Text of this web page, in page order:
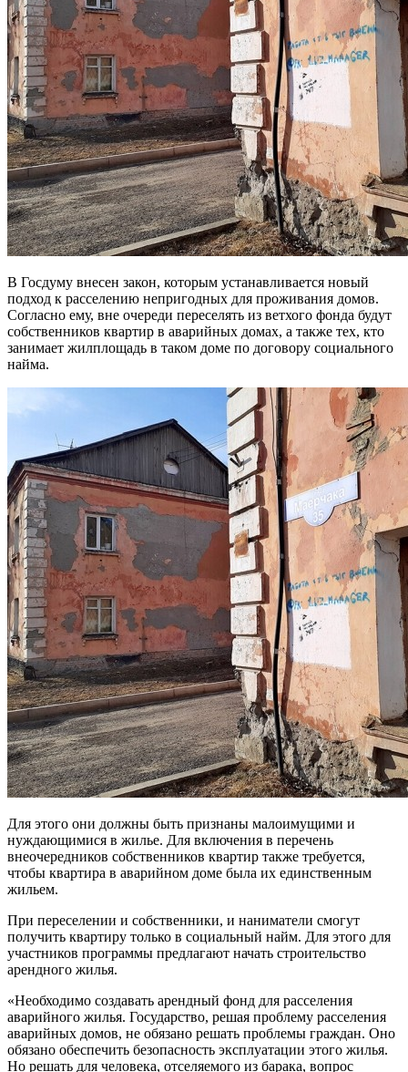
В Госдуму внесен закон, которым устанавливается новый
подход к расселению непригодных для проживания домов.
Согласно ему, вне очереди переселять из ветхого фонда будут
собственников квартир в аварийных домах, а также тех, кто
занимает жилплощадь в таком доме по договору социального
найма.
Для этого они должны быть признаны малоимущими и
нуждающимися в жилье. Для включения в перечень
внеочередников собственников квартир также требуется,
чтобы квартира в аварийном доме была их единственным
жильем.
При переселении и собственники, и наниматели смогут
получить квартиру только в социальный найм. Для этого для
участников программы предлагают начать строительство
арендного жилья.
«Необходимо создавать арендный фонд для расселения
аварийного жилья. Государство, решая проблему расселения
аварийных домов, не обязано решать проблемы граждан. Оно
обязано обеспечить безопасность эксплуатации этого жилья.
Но решать для человека, отселяемого из барака, вопрос